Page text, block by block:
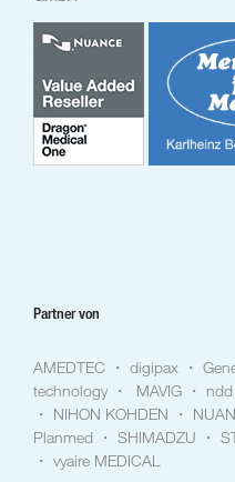
Partner von
AMEDTEC ・ digipax ・
technology ・ MAVIG ・
・ NIHON KOHDEN ・
Planmed ・ SHIMADZU ・
・ vyaire MEDICAL